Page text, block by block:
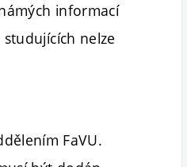
informací
nelze
FaVU.